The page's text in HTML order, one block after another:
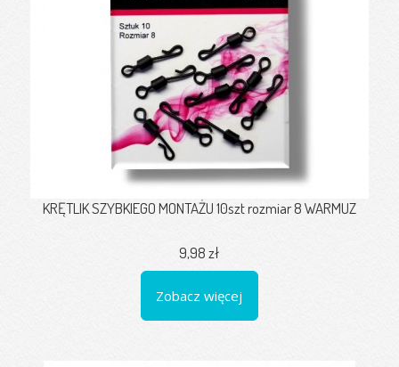
KRĘTLIK SZYBKIEGO MONTAŻU 10szt rozmiar 8 WARMUZ
9,98 zł
Zobacz więcej